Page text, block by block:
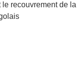
recouvrement de la